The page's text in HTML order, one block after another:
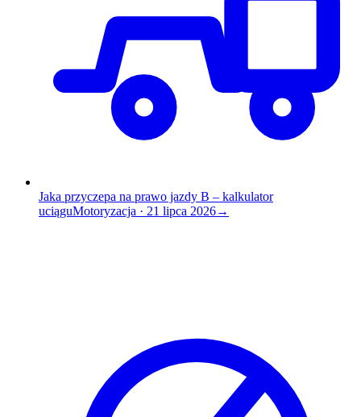
Jaka przyczepa na prawo jazdy B – kalkulator
uciąguMotoryzacja · 21 lipca 2026→